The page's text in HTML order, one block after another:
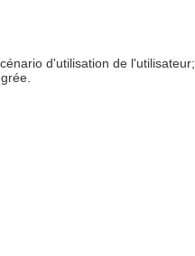
d'utilisation de l'utilisateur;